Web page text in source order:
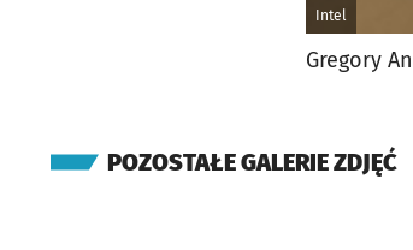
Intel
Gregory
POZOSTAŁE GALERIE ZDJĘĆ